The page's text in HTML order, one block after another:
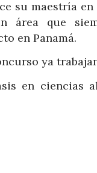
su maestría
área que
en Panamá.
ya
en ciencias